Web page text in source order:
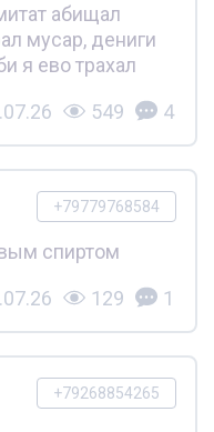
абищал
мусар, дениги
я ево трахал
549 4
+79779768584
спиртом
129 1
+79268854265